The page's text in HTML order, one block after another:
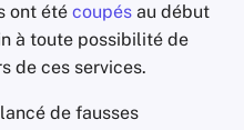
ont été coupés au début
à toute possibilité de
de ces services.
de fausses